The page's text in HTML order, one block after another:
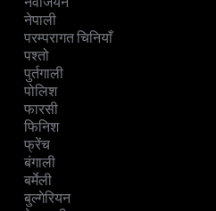
नेपाली
परम्परागत चिनियाँ
पश्तो
पुर्तगाली
पोलिश
फारसी
फिनिश
फ्रेंच
बंगाली
बर्मेली
बुल्गेरियन